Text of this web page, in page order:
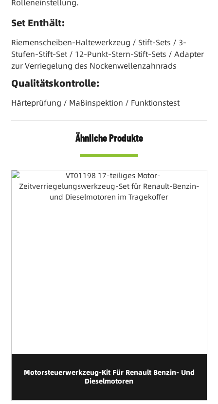
Rolleneinstellung.
Set Enthält:
Riemenscheiben-Haltewerkzeug / Stift-Sets / 3-
Stufen-Stift-Set / 12-Punkt-Stern-Stift-Sets / Adapter
zur Verriegelung des Nockenwellenzahnrads
Qualitätskontrolle:
Härteprüfung / Maßinspektion / Funktionstest
Ähnliche Produkte
12-Teiliges A/C Kompressor Kupplungsabzieher Und
Installer Werkzeugset